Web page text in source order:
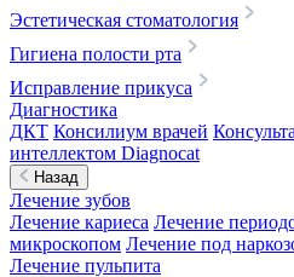
Эстетическая стоматология
Гигиена полости рта
Исправление прикуса
Диагностика
ДКТ Консилиум врачей
интеллектом Diagnocat
Назад
Лечение зубов
Лечение кариеса Лечение
микроскопом Лечение под
Лечение пульпита